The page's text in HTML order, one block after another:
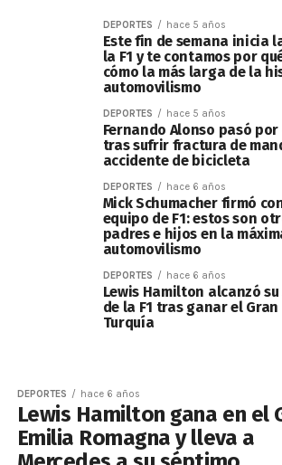
DEPORTES hace 5 años
Este fin de semana inicia
la F1 y te contamos por
cómo la más larga de la
automovilismo
DEPORTES hace 5 años
Fernando Alonso pasó
tras sufrir fractura de
accidente de bicicleta
DEPORTES hace 6 años
Mick Schumacher firmó
equipo de F1: estos son
padres e hijos en la
automovilismo
DEPORTES hace 6 años
Lewis Hamilton alcanzó
de la F1 tras ganar el
Turquía
DEPORTES hace 6 años
Lewis Hamilton gana en el
Emilia Romagna y lleva a